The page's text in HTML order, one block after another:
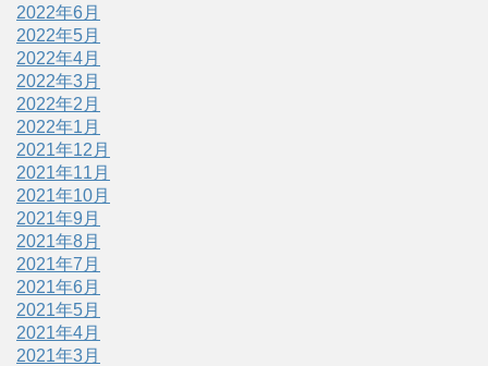
2022年6月
2022年5月
2022年4月
2022年3月
2022年2月
2022年1月
2021年12月
2021年11月
2021年10月
2021年9月
2021年8月
2021年7月
2021年6月
2021年5月
2021年4月
2021年3月